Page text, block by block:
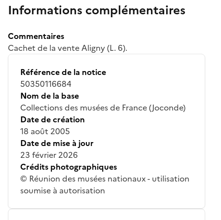
Informations complémentaires
Commentaires
Cachet de la vente Aligny (L. 6).
Référence de la notice
50350116684
Nom de la base
Collections des musées de France (Joconde)
Date de création
18 août 2005
Date de mise à jour
23 février 2026
Crédits photographiques
© Réunion des musées nationaux - utilisation
soumise à autorisation